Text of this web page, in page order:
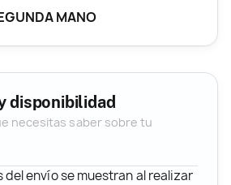
MANO
disponibilidad
necesitas saber sobre tu
del envío se muestran al realizar